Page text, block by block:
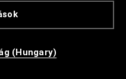
(Hungary)